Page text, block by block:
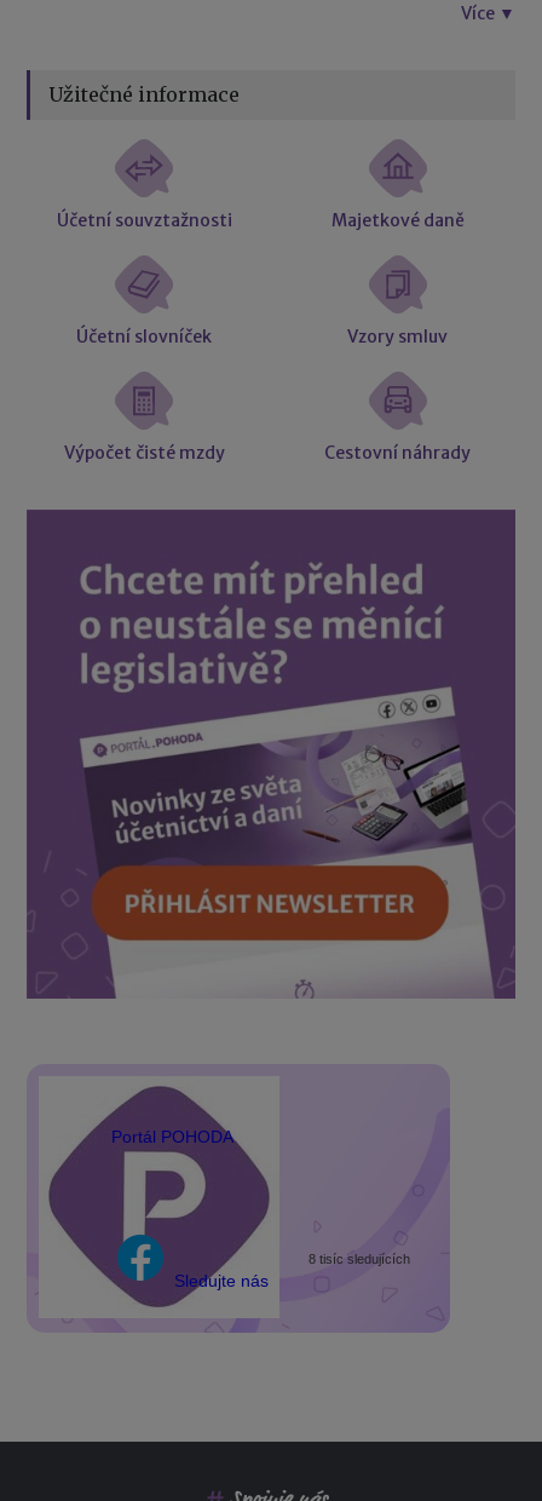
Více ▼
Užitečné informace
Účetní souvztažnosti Majetkové daně
Účetní slovníček Vzory smluv
Výpočet čisté mzdy Cestovní náhrady
Portál POHODA
Sledujte nás
8 tisíc sledujících